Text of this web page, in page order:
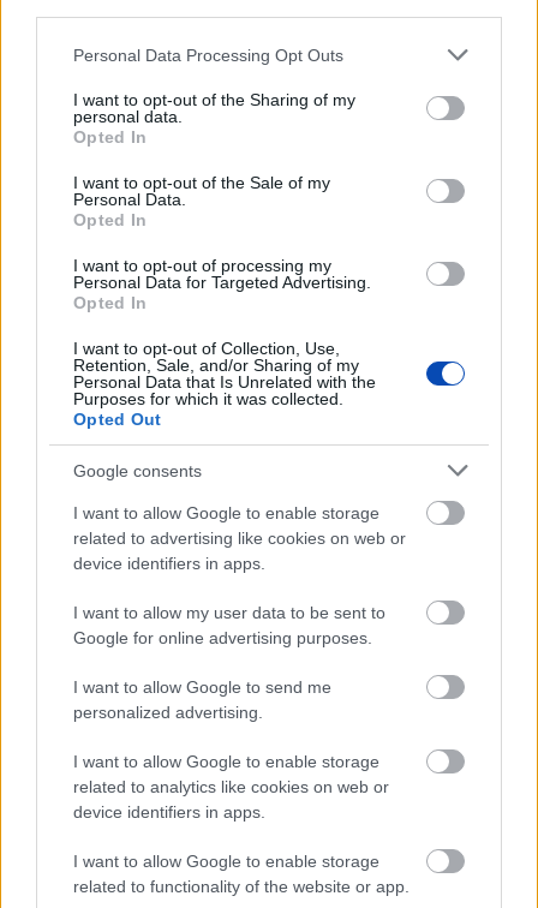
Please note that this website/app uses one or more Google
not limited to your visit or usage behaviour. You may click to
grant or deny consent to Google and its third-party tags to
use your data for below specified purposes in below Google
consent section.
Personal Data Processing Opt Outs
I want to opt-out of the Sharing of my
personal data.
Opted In
I want to opt-out of the Sale of my
Personal Data.
Opted In
I want to opt-out of processing my
Personal Data for Targeted Advertising.
Opted In
I want to opt-out of Collection, Use,
Retention, Sale, and/or Sharing of my
Personal Data that Is Unrelated with the
Purposes for which it was collected.
Opted Out
Google consents
I want to allow Google to enable storage
related to advertising like cookies on web or
device identifiers in apps.
I want to allow my user data to be sent to
Google for online advertising purposes.
I want to allow Google to send me
personalized advertising.
I want to allow Google to enable storage
related to analytics like cookies on web or
device identifiers in apps.
I want to allow Google to enable storage
related to functionality of the website or app.
bővítésének (GALÉRIA)
A titkosított platformokat használó bűnözők is
elkaphatók (VIDEÓ+GALÉRIA)